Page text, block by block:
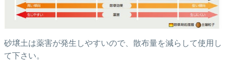
砂壌土は薬害が発生しやすいので、散布量を減らして使用し
て下さい。